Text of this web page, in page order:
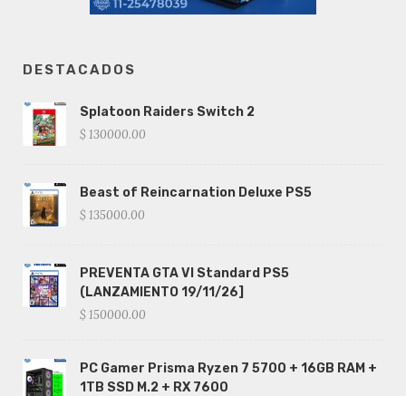
DESTACADOS
Splatoon Raiders Switch 2
$ 130000.00
Beast of Reincarnation Deluxe PS5
$ 135000.00
PREVENTA GTA VI Standard PS5
(LANZAMIENTO 19/11/26]
$ 150000.00
PC Gamer Prisma Ryzen 7 5700 + 16GB RAM +
1TB SSD M.2 + RX 7600